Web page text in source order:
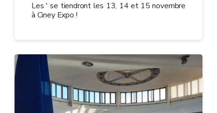
Les ' se tiendront les 13, 14 et 15 novembre
à Ciney Expo !